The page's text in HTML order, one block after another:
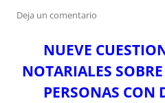
Deja un comentario
NUEVE
NOTARIALES
PERSONAS CON